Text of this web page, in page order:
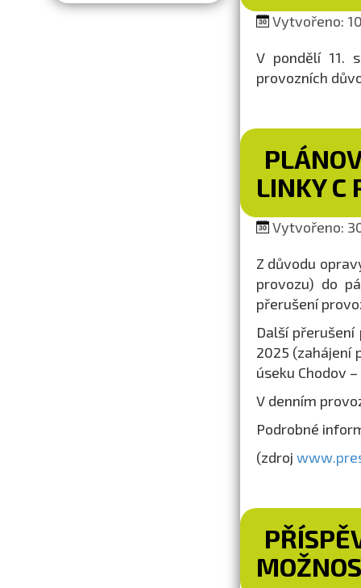
Vytvořeno:
V pondělí 11.
provozních
LINKY C
Vytvořeno:
Z důvodu
provozu) do
přerušení
Další
2025 (zahájení
úseku Chodov
V denním
Podrobné
(zdroj